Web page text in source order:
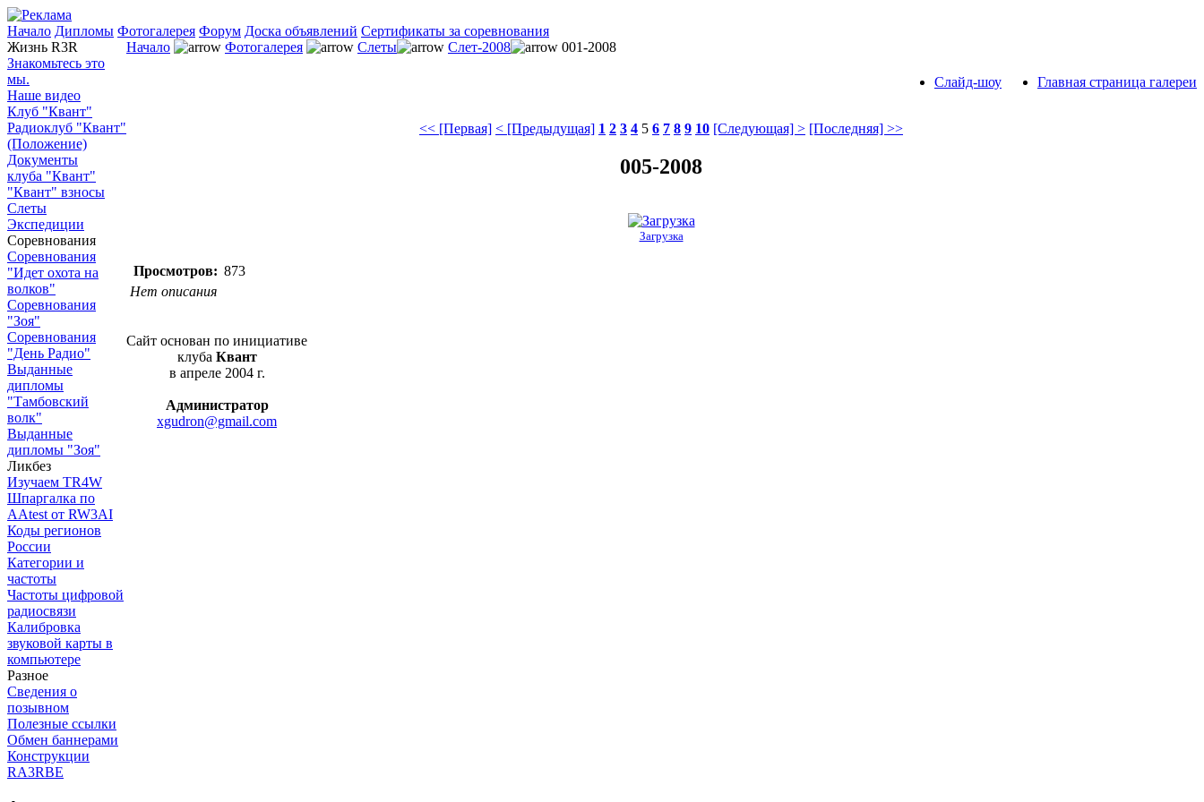
Начало Дипломы Фотогалерея Форум Доска объявлений Сертификаты за соревнования
Жизнь R3R
Знакомьтесь это
мы.
Наше видео
Клуб "Квант"
Радиоклуб "Квант"
(Положение)
Документы
клуба "Квант"
"Квант" взносы
Слеты
Экспедиции
Соревнования
Соревнования
"Идет охота на
волков"
Соревнования
"Зоя"
Соревнования
"День Радио"
Выданные
дипломы
"Тамбовский
волк"
Выданные
дипломы "Зоя"
Ликбез
Изучаем TR4W
Шпаргалка по
AAtest от RW3AI
Коды регионов
России
Категории и
частоты
Частоты цифровой
радиосвязи
Калибровка
звуковой карты в
компьютере
Разное
Сведения о
позывном
Полезные ссылки
Обмен баннерами
Конструкции
RA3RBE
Начало Фотогалерея Слеты Слет-2008 001-2008
Главная страница галереи
Слайд-шоу
<< [Первая] < [Предыдущая] 1 2 3 4 5 6 7 8 9 10 [Следующая] > [Последняя] >>
005-2008
Загрузка
Просмотров: 873
Нет описания
Сайт основан по инициативе
клуба Квант
в апреле 2004 г.
Администратор
xgudron@gmail.com